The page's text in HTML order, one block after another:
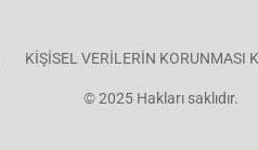
KİŞİSEL VERİLERİN KORUNMASI
©2025 Hakları saklıdır.